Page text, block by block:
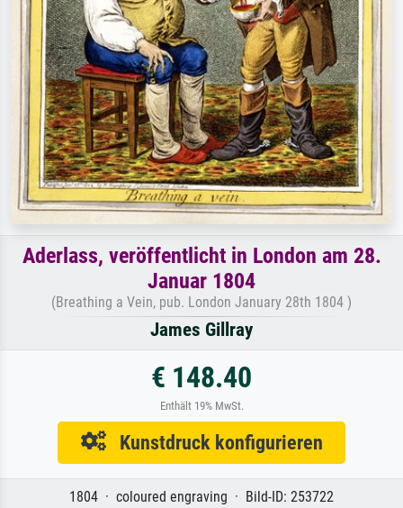
Aderlass, veröffentlicht in London am 28.
Januar 1804
(Breathing a Vein, pub. London January 28th 1804 )
James Gillray
€ 148.40
Enthält 19% MwSt.
Kunstdruck konfigurieren
1804 · coloured engraving · Bild-ID: 253722